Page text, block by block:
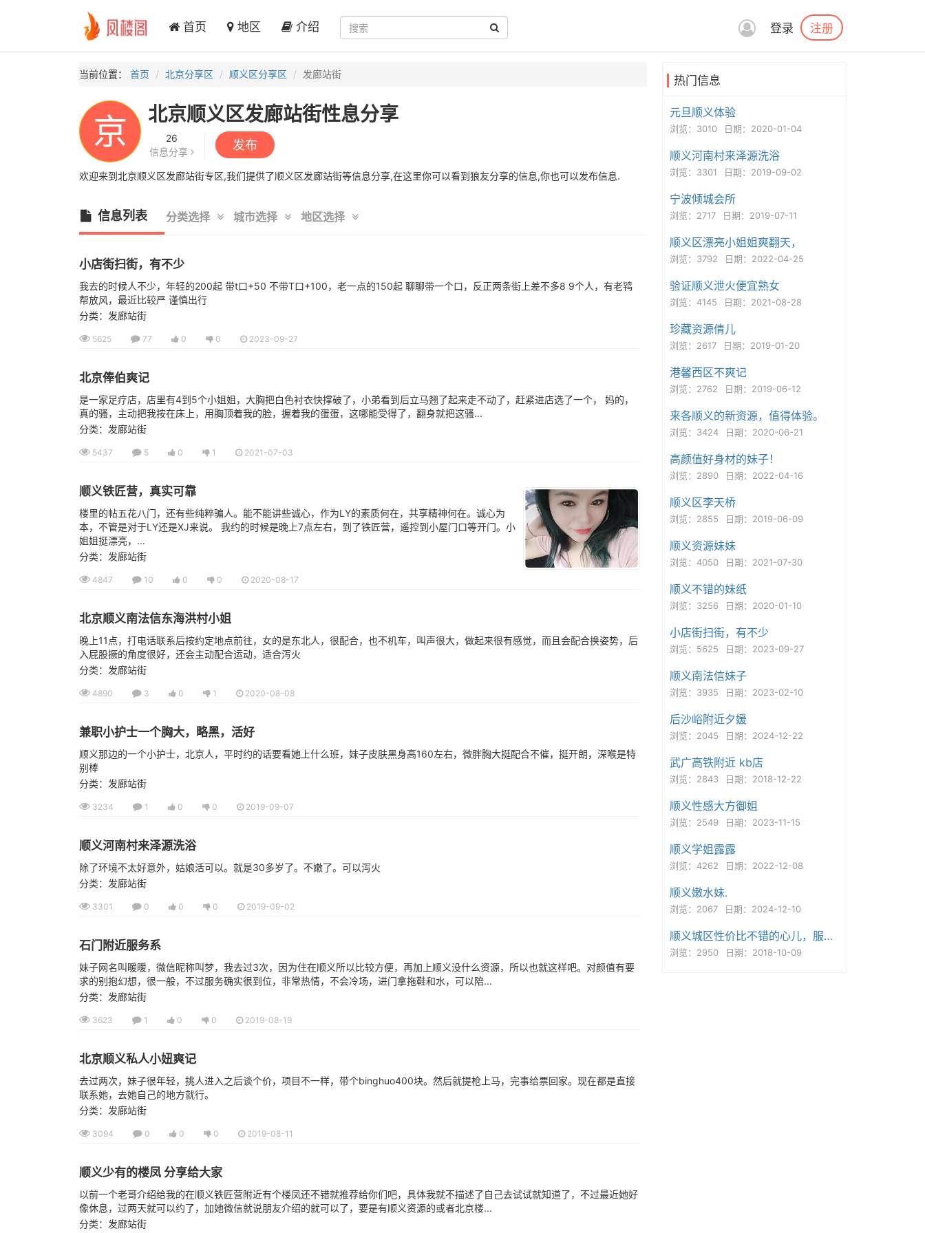
首页 地区 介绍 登录 注册
当前位置： 首页 北京分享区 顺义区分享区 发廊站街
京 北京顺义区发廊站街性息分享
26
信息分享
发布
欢迎来到北京顺义区发廊站街专区,我们提供了顺义区发廊站街等信息分享,在这里你可以看到狼友分享的信息,你也可以发布信息.
信息列表 分类选择 城市选择 地区选择
小店街扫街，有不少
我去的时候人不少，年轻的200起 带t口+50 不带T口+100，老一点的150起 聊聊带一个口，反正两条街上差不多8 9个人，有老鸨
帮放风，最近比较严 谨慎出行
分类：发廊站街
5625 77 0 0 2023-09-27
北京俸伯爽记
是一家足疗店，店里有4到5个小姐姐，大胸把白色衬衣快撑破了，小弟看到后立马翘了起来走不动了，赶紧进店选了一个， 妈的，
真的骚，主动把我按在床上，用胸顶着我的脸，握着我的蛋蛋，这哪能受得了，翻身就把这骚...
分类：发廊站街
5437 5 0 1 2021-07-03
顺义铁匠营，真实可靠
楼里的帖五花八门，还有些纯粹骗人。能不能讲些诚心，作为LY的素质何在，共享精神何在。诚心为
本，不管是对于LY还是XJ来说。 我约的时候是晚上7点左右，到了铁匠营，遥控到小屋门口等开门。小
姐姐挺漂亮，...
分类：发廊站街
4847 10 0 0 2020-08-17
北京顺义南法信东海洪村小姐
晚上11点，打电话联系后按约定地点前往，女的是东北人，很配合，也不机车，叫声很大，做起来很有感觉，而且会配合换姿势，后
入屁股撅的角度很好，还会主动配合运动，适合泻火
分类：发廊站街
4890 3 0 1 2020-08-08
兼职小护士一个胸大，略黑，活好
顺义那边的一个小护士，北京人，平时约的话要看她上什么班，妹子皮肤黑身高160左右，微胖胸大挺配合不催，挺开朗，深喉是特
别棒
分类：发廊站街
3234 1 0 0 2019-09-07
顺义河南村来泽源洗浴
除了环境不太好意外，姑娘活可以。就是30多岁了。不嫩了。可以泻火
分类：发廊站街
3301 0 0 0 2019-09-02
石门附近服务系
妹子网名叫暖暖，微信昵称叫梦，我去过3次，因为住在顺义所以比较方便，再加上顺义没什么资源，所以也就这样吧。对颜值有要
求的别抱幻想，很一般，不过服务确实很到位，非常热情，不会冷场，进门拿拖鞋和水，可以陪...
分类：发廊站街
3623 1 0 0 2019-08-19
北京顺义私人小妞爽记
去过两次，妹子很年轻，挑人进入之后谈个价，项目不一样，带个binghuo400块。然后就提枪上马，完事给票回家。现在都是直接
联系她，去她自己的地方就行。
分类：发廊站街
3094 0 0 0 2019-08-11
顺义少有的楼凤 分享给大家
以前一个老哥介绍给我的在顺义铁匠营附近有个楼凤还不错就推荐给你们吧，具体我就不描述了自己去试试就知道了，不过最近她好
像休息，过两天就可以约了，加她微信就说朋友介绍的就可以了，要是有顺义资源的或者北京楼...
分类：发廊站街
热门信息
元旦顺义体验
浏览：3010 日期：2020-01-04
顺义河南村来泽源洗浴
浏览：3301 日期：2019-09-02
宁波倾城会所
浏览：2717 日期：2019-07-11
顺义区漂亮小姐姐爽翻天，
浏览：3792 日期：2022-04-25
验证顺义泄火便宜熟女
浏览：4145 日期：2021-08-28
珍藏资源倩儿
浏览：2617 日期：2019-01-20
港馨西区不爽记
浏览：2762 日期：2019-06-12
来各顺义的新资源，值得体验。
浏览：3424 日期：2020-06-21
高颜值好身材的妹子！
浏览：2890 日期：2022-04-16
顺义区李天桥
浏览：2855 日期：2019-06-09
顺义资源妹妹
浏览：4050 日期：2021-07-30
顺义不错的妹纸
浏览：3256 日期：2020-01-10
小店街扫街，有不少
浏览：5625 日期：2023-09-27
顺义南法信妹子
浏览：3935 日期：2023-02-10
后沙峪附近夕媛
浏览：2045 日期：2024-12-22
武广高铁附近 kb店
浏览：2843 日期：2018-12-22
顺义性感大方御姐
浏览：2549 日期：2023-11-15
顺义学姐露露
浏览：4262 日期：2022-12-08
顺义嫩水妹.
浏览：2067 日期：2024-12-10
顺义城区性价比不错的心儿，服务控来
浏览：2950 日期：2018-10-09